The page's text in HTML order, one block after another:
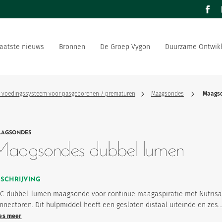
nieuws Bronnen De Groep Vygon
wereld Ons aanbodDuurzame
voedingssysteem voor pasgeborenen / prematuren Maagsondes
dubbel lumen
dubbel-lumen maagsonde voor continue maagaspiratie met
Dit hulpmiddel heeft een gesloten distaal uiteinde en zes…
meer